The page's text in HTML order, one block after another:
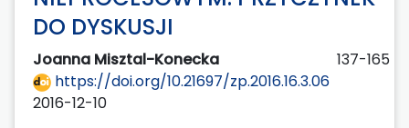
DO DYSKUSJI
Joanna Misztal-Konecka
137-165
https://doi.org/10.21697/zp.2016.16.3.06
2016-12-10